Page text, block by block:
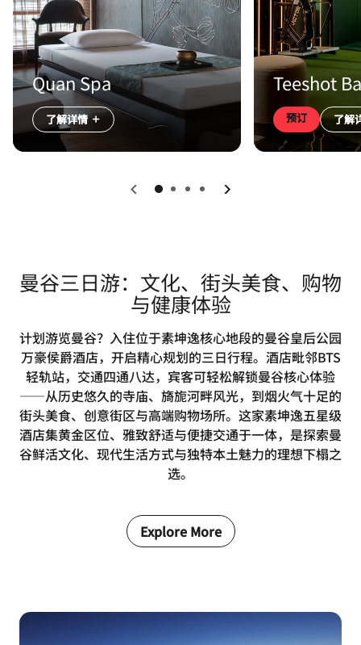
Quan Spa
了解详情
Teeshot
预订 了解
上一页 下一页
曼谷三日游：文化、街头美食、购物
与健康体验
计划游览曼谷？入住位于素坤逸核心地段的曼谷皇后公园
万豪侯爵酒店，开启精心规划的三日行程。酒店毗邻BTS
轻轨站，交通四通八达，宾客可轻松解锁曼谷核心体验
——从历史悠久的寺庙、旖旎河畔风光，到烟火气十足的
街头美食、创意街区与高端购物场所。这家素坤逸五星级
酒店集黄金区位、雅致舒适与便捷交通于一体，是探索曼
谷鲜活文化、现代生活方式与独特本土魅力的理想下榻之
选。
Explore More